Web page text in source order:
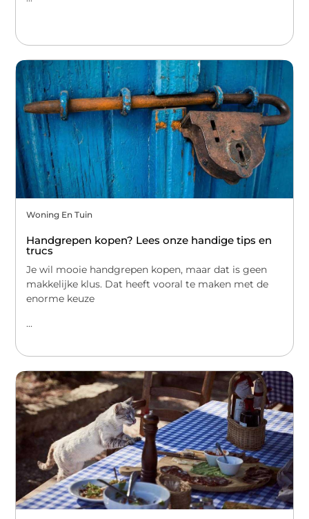
Woning En Tuin
Handgrepen kopen? Lees onze handige tips en
trucs
Je wil mooie handgrepen kopen, maar dat is geen
makkelijke klus. Dat heeft vooral te maken met de
enorme keuze
...